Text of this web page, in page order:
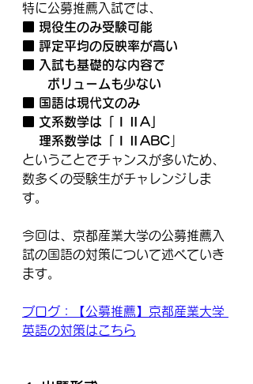
特に公募推薦入試では、
■ 現役生のみ受験可能
■ 評定平均の反映率が高い
■ 入試も基礎的な内容で
ボリュームも少ない
■ 国語は現代文のみ
■ 文系数学は「ⅠⅡA」
理系数学は「ⅠⅡABC
ということでチャンスが多いため、
数多くの受験生がチャレンジしま
す。
今回は、京都産業大学の公募推薦入
試の国語の対策について述べていき
ます。
ブログ：【公募推薦】京都産業大学
英語の対策はこちら